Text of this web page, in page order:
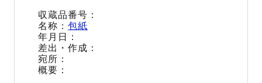
包紙